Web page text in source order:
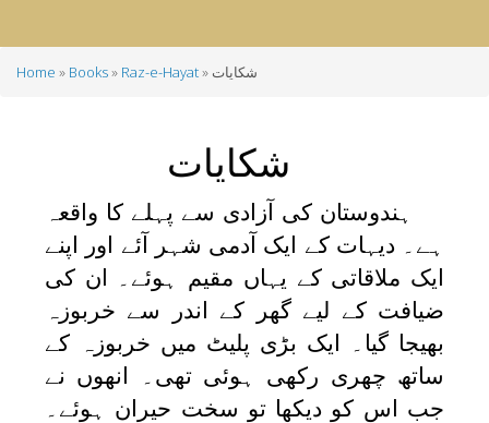
Home Books Raz-e-Hayat شکایات
شکایات
ہندوستان کی آزادی سے پہلے کا واقعہ
ہے۔ دیہات کے ایک آدمی شہر آئے اور اپنے
ایک ملاقاتی کے یہاں مقیم ہوئے۔ ان کی
ضیافت کے لیے گھر کے اندر سے خربوزہ
بھیجا گیا۔ ایک بڑی پلیٹ میں خربوزہ کے
ساتھ چھری رکھی ہوئی تھی۔ انھوں نے
جب اس کو دیکھا تو سخت حیران ہوئے۔